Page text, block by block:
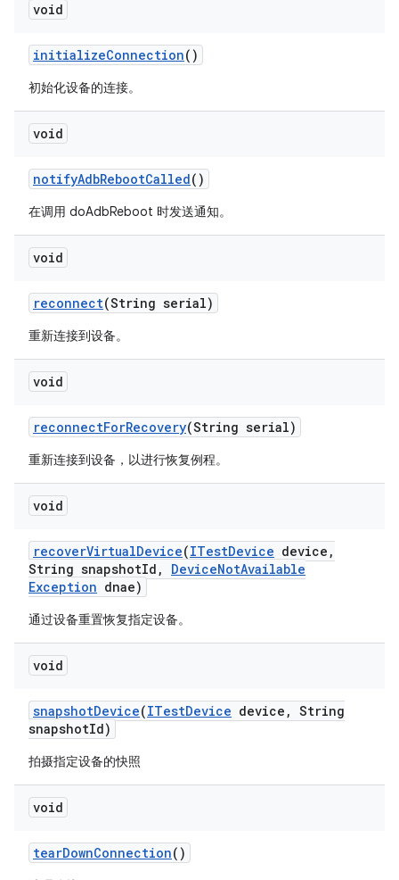
void
initializeConnection()
初始化设备的连接。
void
notifyAdbRebootCalled()
在调用 doAdbReboot 时发送通知。
void
reconnect(String serial)
重新连接到设备。
void
reconnectForRecovery(String serial)
重新连接到设备，以进行恢复例程。
void
recoverVirtualDevice(ITestDevice device ,
String snapshotId , DeviceNotAvailable
Exception dnae)
通过设备重置恢复指定设备。
void
snapshotDevice(ITestDevice device , String
snapshotId)
拍摄指定设备的快照
void
tearDownConnection()